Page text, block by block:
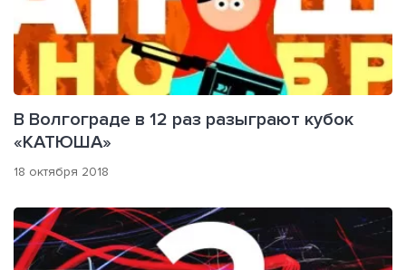
В Волгограде в 12 раз разыграют кубок
«КАТЮША»
18 октября 2018